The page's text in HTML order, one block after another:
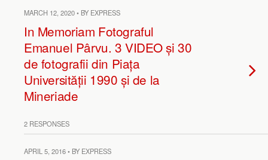
MARCH 12, 2020 • BY EXPRESS
In Memoriam Fotograful
Emanuel Pârvu. 3 VIDEO și 30
de fotografii din Piața
Universității 1990 și de la
Mineriade
2 RESPONSES
APRIL 5, 2016 • BY EXPRESS